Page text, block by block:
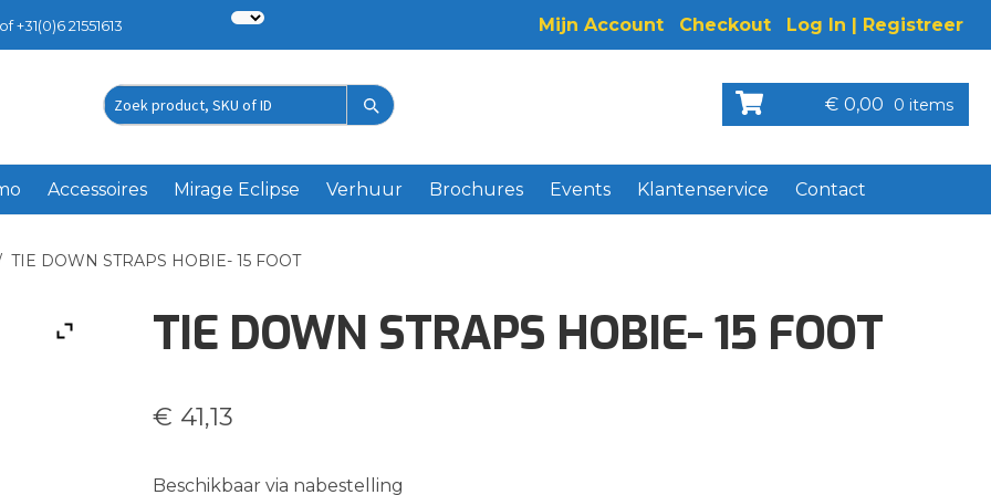
+31(0)6 21551613 Mijn Account Checkout Log In | Registreer
Zoek
€ 0,00 0 items
Accessoires Mirage Eclipse Verhuur Brochures Events Klantenservice Contact
TIE DOWN STRAPS HOBIE- 15 FOOT
TIE DOWN STRAPS HOBIE- 15 FOOT
€ 41,13
Beschikbaar via nabestelling